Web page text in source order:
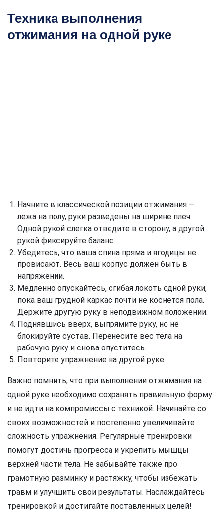
Техника выполнения
отжимания на одной руке
Начните в классической позиции отжимания —
лежа на полу, руки разведены на ширине плеч.
Одной рукой слегка отведите в сторону, а другой
рукой фиксируйте баланс.
Убедитесь, что ваша спина пряма и ягодицы не
провисают. Весь ваш корпус должен быть в
напряжении.
Медленно опускайтесь, сгибая локоть одной руки,
пока ваш грудной каркас почти не коснется пола.
Держите другую руку в неподвижном положении.
Поднявшись вверх, выпрямите руку, но не
блокируйте сустав. Перенесите вес тела на
рабочую руку и снова опуститесь.
Повторите упражнение на другой руке.
Важно помнить, что при выполнении отжимания на
одной руке необходимо сохранять правильную форму
и не идти на компромиссы с техникой. Начинайте со
своих возможностей и постепенно увеличивайте
сложность упражнения. Регулярные тренировки
помогут достичь прогресса и укрепить мышцы
верхней части тела. Не забывайте также про
грамотную разминку и растяжку, чтобы избежать
травм и улучшить свои результаты. Наслаждайтесь
тренировкой и достигайте поставленных целей!